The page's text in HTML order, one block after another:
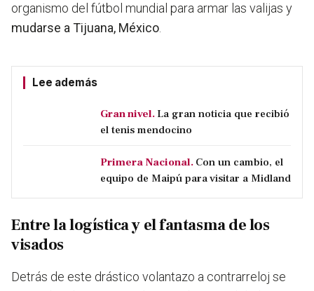
organismo del fútbol mundial para armar las valijas y
mudarse a Tijuana, México
Lee además
Gran nivel. La gran noticia que recibió
el tenis mendocino
Primera Nacional. Con un cambio, el
equipo de Maipú para visitar a Midland
Entre la logística y el fantasma de los
visados
Detrás de este drástico volantazo a contrarreloj se